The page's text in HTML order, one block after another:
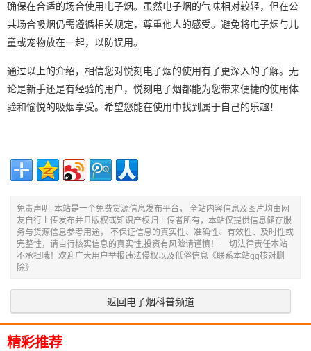
确保在合适的场合使用电子烟。虽然电子烟的气味相对较轻，但在公
共场合吸烟仍需遵循相关规定，尊重他人的感受。避免将电子烟与儿
童或宠物放在一起，以防误用。
通过以上的介绍，相信您对悦刻电子烟的使用有了更深入的了解。无
论是新手还是有经验的用户，悦刻电子烟都能为您带来便捷的使用体
验和愉悦的吸烟享受。希望您能在使用中找到属于自己的乐趣！
免责声明: 本站是一个免费货源信息发布平台， 全站内容信息及图片均由网
友自行上传发布并且版权或知识产权归上传者所有，本站仅提供信息储存服
务与货源信息参考用途， 不保证信息的真实性、准确性、有效性、及时性或
完整性，请自行核实信息的真实性,投资有风险请谨慎！ 一切法律责任本站
不承担哦！欢迎广大用户举报违法侵权以及低俗信息《联系本站qq核对删
除》
返回电子烟科普频道
精彩推荐